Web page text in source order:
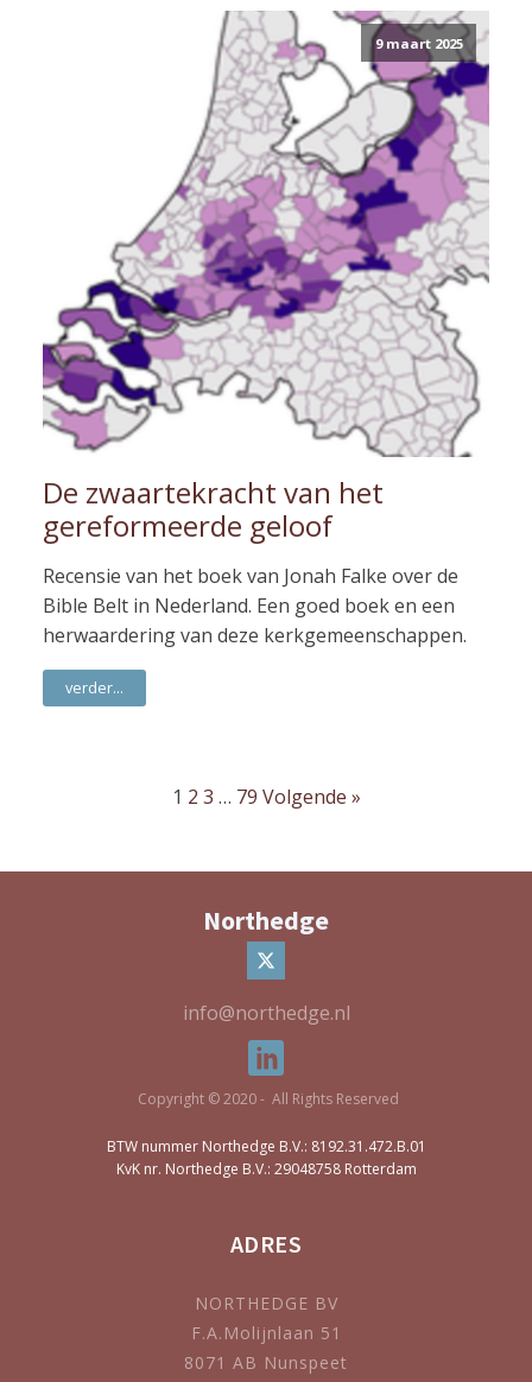
9 maart 2025
De zwaartekracht van het
gereformeerde geloof
Recensie van het boek van Jonah Falke over de
Bible Belt in Nederland. Een goed boek en een
herwaardering van deze kerkgemeenschappen.
verder...
1 2 3 … 79 Volgende »
Northedge
info@northedge.nl
Copyright © 2020 - All Rights Reserved
BTW nummer Northedge B.V.: 8192.31.472.B.01
KvK nr. Northedge B.V.: 29048758 Rotterdam
ADRES
NORTHEDGE BV
F.A.Molijnlaan 51
8071 AB Nunspeet